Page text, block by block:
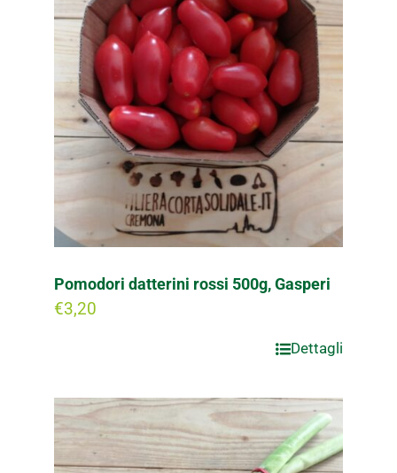
Pomodori datterini rossi 500g, Gasperi
€3,20
Dettagli